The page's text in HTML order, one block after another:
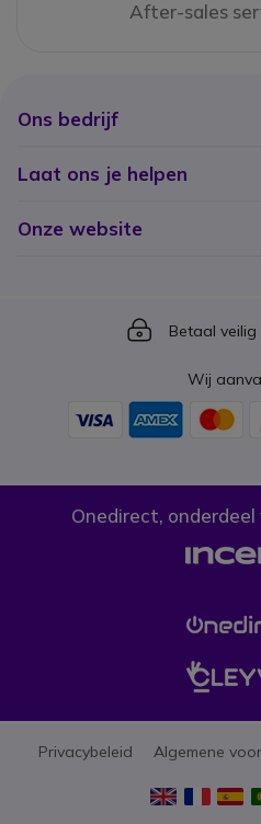
After-sales
Ons bedrijf
Laat ons je helpen
Onze website
Icon
Betaal veilig
Wij
Onedirect, onderdeel
Privacybeleid Algemene